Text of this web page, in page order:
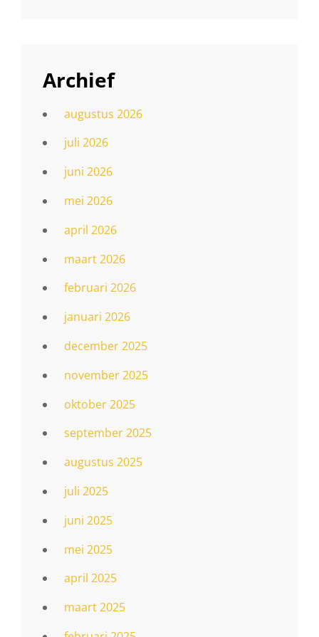
Archief
augustus 2026
juli 2026
juni 2026
mei 2026
april 2026
maart 2026
februari 2026
januari 2026
december 2025
november 2025
oktober 2025
september 2025
augustus 2025
juli 2025
juni 2025
mei 2025
april 2025
maart 2025